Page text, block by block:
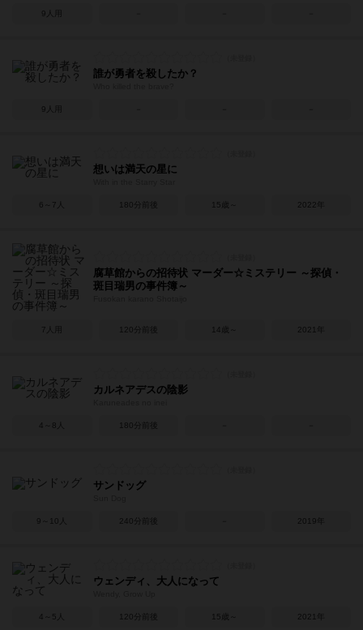
9人用
誰が勇者を殺したか？
9人用
想いは満天の星に
6～7人 180分前後 15歳～ 2022年
腐草館からの招待状 マーダー☆ミステリー ～探偵・
斑目瑞男の事件簿～
7人用 120分前後 14歳～ 2021年
カルネアデスの陰影
4～8人 180分前後
サンドッグ
9～10人 240分前後 2019年
ウェンディ、大人になって
4～5人 120分前後 15歳～ 2021年